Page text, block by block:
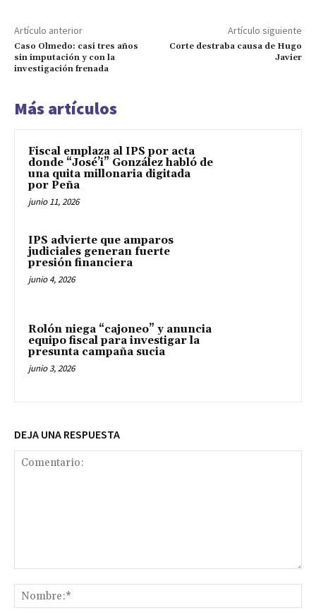
Artículo anterior
Caso Olmedo: casi tres años
sin imputación y con la
investigación frenada
Artículo siguiente
Corte destraba causa de Hugo
Javier
Más artículos
Fiscal emplaza al IPS por acta
donde “José’i” González habló de
una quita millonaria digitada
por Peña
junio 11, 2026
IPS advierte que amparos
judiciales generan fuerte
presión financiera
junio 4, 2026
Rolón niega “cajoneo” y anuncia
equipo fiscal para investigar la
presunta campaña sucia
junio 3, 2026
DEJA UNA RESPUESTA